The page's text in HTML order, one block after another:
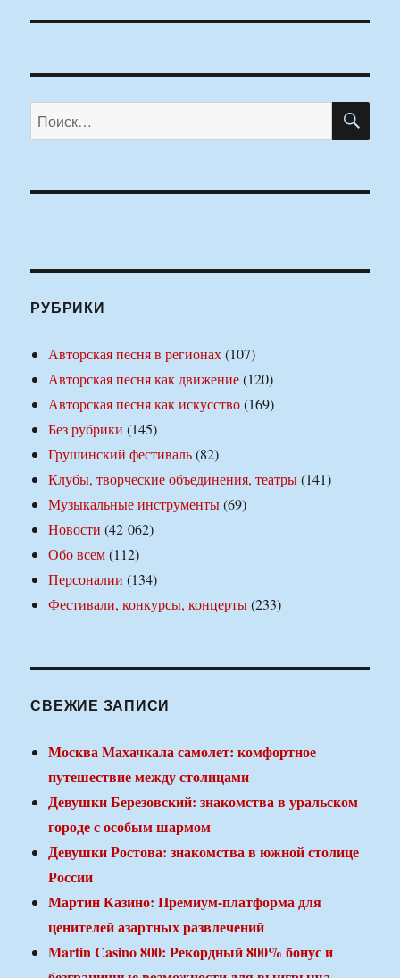
Искать:
РУБРИКИ
Авторская песня в регионах(107)
Авторская песня как движение(120)
Авторская песня как искусство(169)
Без рубрики (145)
Грушинский фестиваль(82)
Клубы, творческие объединения, театры(141)
Музыкальные инструменты(69)
Новости (42 062)
Обо всем(112)
Персоналии (134)
Фестивали, конкурсы, концерты(233)
СВЕЖИЕ ЗАПИСИ
Москва Махачкала самолет: комфортное
путешествие между столицами
Девушки Березовский: знакомства в уральском
городе с особым шармом
Девушки Ростова: знакомства в южной столице
России
Мартин Казино: Премиум-платформа для
ценителей азартных развлечений
Martin Casino 800: Рекордный 800% бонус и